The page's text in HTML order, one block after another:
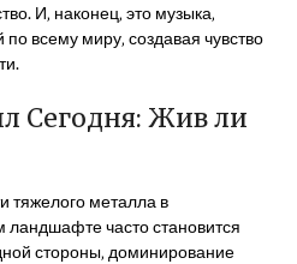
И‚ наконец‚ это музыка‚
всему миру‚ создавая чувство
Сегодня: Жив ли
тяжелого металла в
часто становится
стороны‚ доминирование